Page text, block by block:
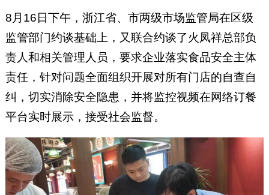
8月16日下午，浙江省、市两级市场监管局在区级
监管部门约谈基础上，又联合约谈了火凤祥总部负
责人和相关管理人员，要求企业落实食品安全主体
责任，针对问题全面组织开展对所有门店的自查自
纠，切实消除安全隐患，并将监控视频在网络订餐
平台实时展示，接受社会监督。